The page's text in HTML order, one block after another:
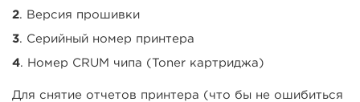
2 . Версия прошивки
3 . Серийный номер принтера
4 . Номер CRUM чипа (Toner картриджа)
Для снятие отчетов принтера (что бы не ошибиться